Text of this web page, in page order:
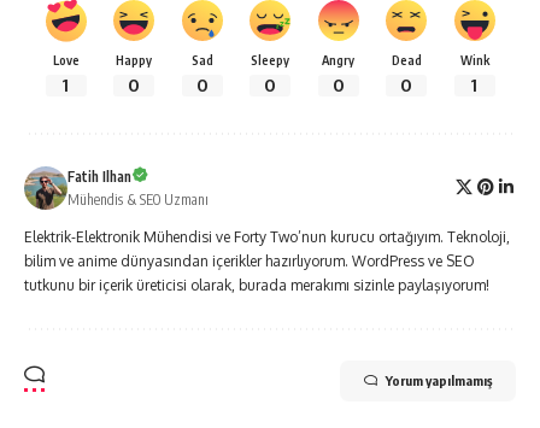
Love
1
Happy
0
Sad
0
Sleepy
0
Angry
0
Dead
0
Wink
1
Fatih Ilhan
Mühendis & SEO Uzmanı
Elektrik-Elektronik Mühendisi ve Forty Two’nun kurucu ortağıyım. Teknoloji,
bilim ve anime dünyasından içerikler hazırlıyorum. WordPress ve SEO
tutkunu bir içerik üreticisi olarak, burada merakımı sizinle paylaşıyorum!
Yorum yapılmamış